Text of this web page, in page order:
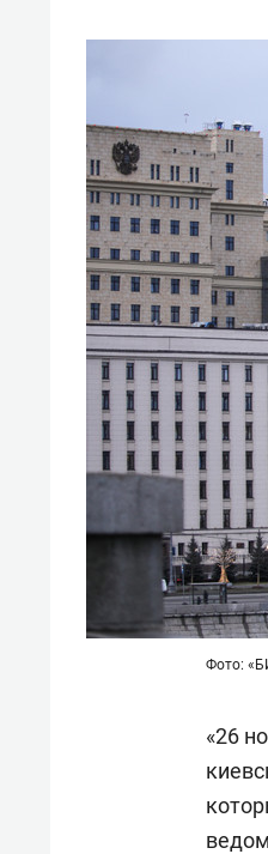
Фото:
«26
150 камер до
ID вместо
безопасность